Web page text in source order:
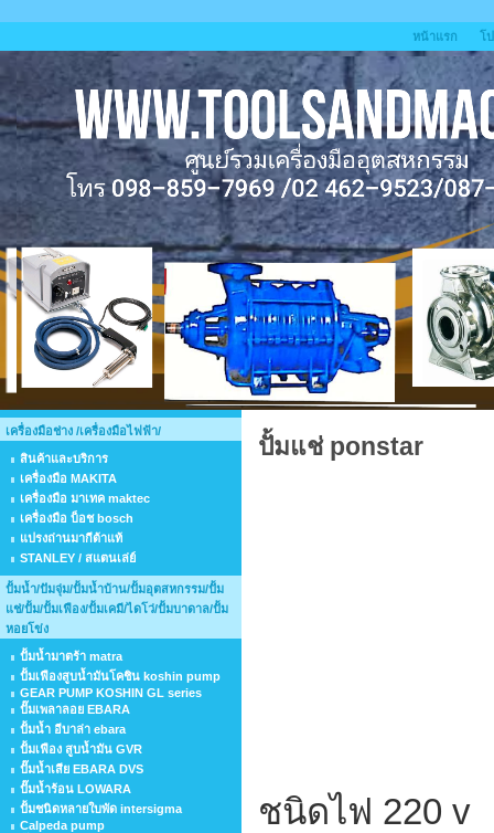
หน้าแรก โ
เครื่องมือช่าง /เครื่องมือไฟฟ้า/
สินค้าและบริการ
เครื่องมือ MAKITA
เครื่องมือ มาเทค maktec
เครื่องมือ บ็อช bosch
แปรงถ่านมากีต้าแท้
STANLEY / สแตนเล่ย์
ปั้มน้ำ/ปัมจุ่ม/ปั้มน้ำบ้าน/ปั้มอุตสหกรรม/ปั้ม
แช่/ปั้ม/ปั้มเฟือง/ปั้มเคมี/ไดโว่/ปั้มบาดาล/ปั้ม
หอยโข่ง
ปั้มน้ำมาตร้า matra
ปั้มเฟืองสูบน้ำมันโคชิน koshin pump
GEAR PUMP KOSHIN GL series
ปั๊มเพลาลอย EBARA
ปั้มน้ำ อีบาล่า ebara
ปั้มเฟือง สูบน้ำมัน GVR
ปั๊มน้ำเสีย EBARA DVS
ปั๊มน้ำร้อน LOWARA
ปั้มชนิดหลายใบพัด intersigma
Calpeda pump
ปั้มแช่ ponstar
ชนิดไฟ 220 v